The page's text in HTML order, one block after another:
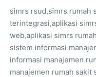
simrs rsud,simrs rumah
terintegrasi,aplikasi
web,aplikasi simrs
sistem informasi
informasi manajemen
manajemen rumah